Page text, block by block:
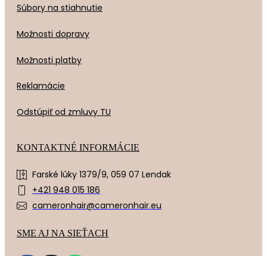
Súbory na stiahnutie
Možnosti dopravy
Možnosti platby
Reklamácie
Odstúpiť od zmluvy TU
KONTAKTNÉ INFORMÁCIE
Farské lúky 1379/9, 059 07 Lendak
+421 948 015 186
cameronhair@cameronhair.eu
SME AJ NA SIEŤACH